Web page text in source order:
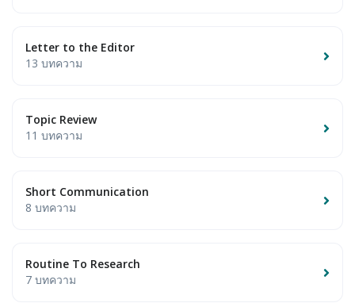
Letter to the Editor
13 บทความ
Topic Review
11 บทความ
Short Communication
8 บทความ
Routine To Research
7 บทความ